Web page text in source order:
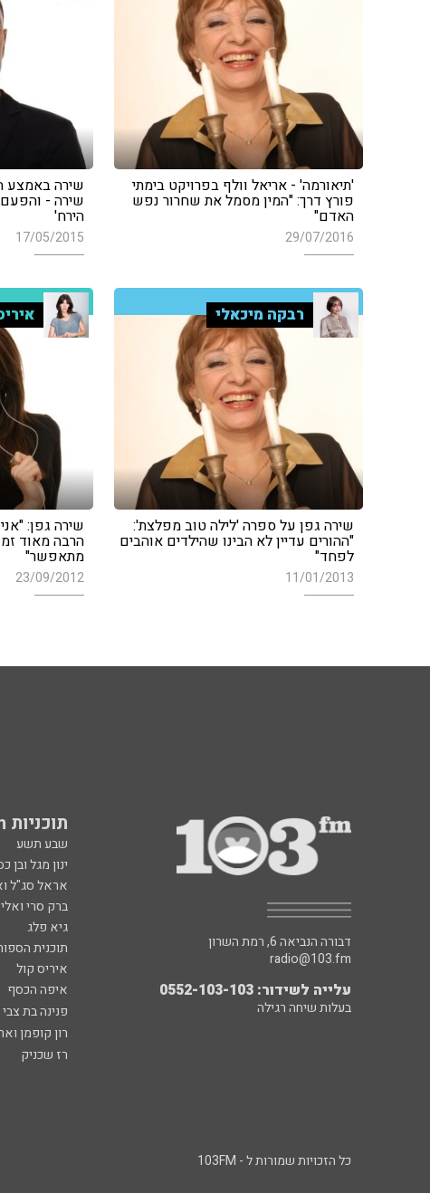
'תיאורמה' - אריאל וולף בפרויקט בימתי
פורץ דרך: "המין מסמל את שחרור נפש
האדם"
29/07/2016
שירה באמצע
שירה -
הירח'
17/05/2015
רבקה מיכאלי
שירה גפן על ספרה 'לילה טוב מפלצת':
"ההורים עדיין לא הבינו שהילדים אוהבים
לפחד"
11/01/2013
שירה גפן:
הרבה מאוד
מתאפשר"
23/09/2012
תוכניות 103fm
שבע תשע
ינון מגל ובן
אראל סג"ל
ברק סרי
גיא פלג
תוכנית
איריס קול
איפה הכסף
פנינה בת צבי
רון קופמן
רז שכניק
דבורה הנביאה 6, רמת השרון
radio@103.fm
עלייה לשידור: 0552-103-103
בעלות שיחה רגילה
כל הזכויות שמורות ל - 103FM